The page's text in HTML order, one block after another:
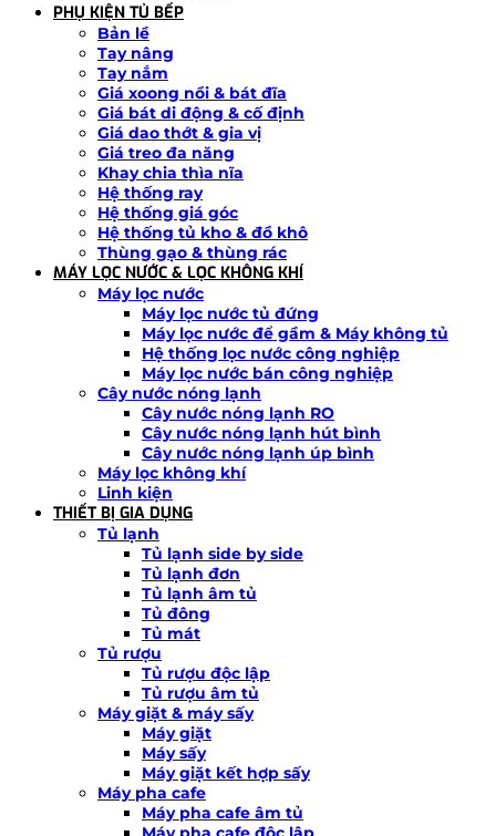
PHỤ KIỆN TỦ BẾP
Bản lề
Tay nâng
Tay nắm
Giá xoong nồi & bát đĩa
Giá bát di động & cố định
Giá dao thớt & gia vị
Giá treo đa năng
Khay chia thìa nĩa
Hệ thống ray
Hệ thống giá góc
Hệ thống tủ kho & đồ khô
Thùng gạo & thùng rác
MÁY LỌC NƯỚC & LỌC KHÔNG KHÍ
Máy lọc nước
Máy lọc nước tủ đứng
Máy lọc nước để gầm & Máy không tủ
Hệ thống lọc nước công nghiệp
Máy lọc nước bán công nghiệp
Cây nước nóng lạnh
Cây nước nóng lạnh RO
Cây nước nóng lạnh hút bình
Cây nước nóng lạnh úp bình
Máy lọc không khí
Linh kiện
THIẾT BỊ GIA DỤNG
Tủ lạnh
Tủ lạnh side by side
Tủ lạnh đơn
Tủ lạnh âm tủ
Tủ đông
Tủ mát
Tủ rượu
Tủ rượu độc lập
Tủ rượu âm tủ
Máy giặt & máy sấy
Máy giặt
Máy sấy
Máy giặt kết hợp sấy
Máy pha cafe
Máy pha cafe âm tủ